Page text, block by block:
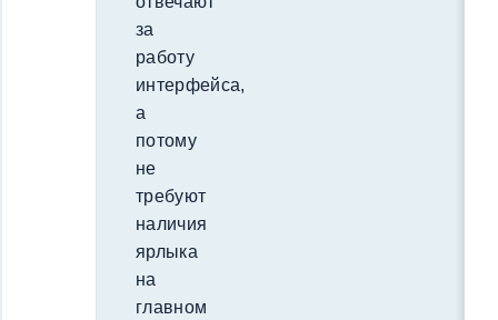
за
работу
интерфейса,
а
потому
не
требуют
наличия
ярлыка
на
главном